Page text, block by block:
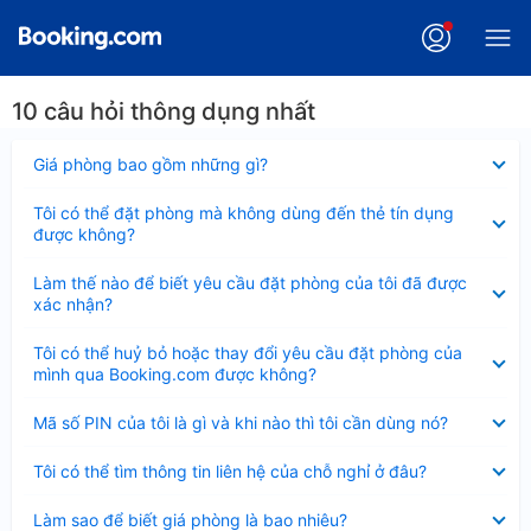
10 câu hỏi thông dụng nhất
Giá phòng bao gồm những gì?
thu
Tôi có thể đặt phòng mà không dùng đến thẻ tín dụng
được không?
thu
gọn
Làm thế nào để biết yêu cầu đặt phòng của tôi đã được
xác nhận?
thu
gọn
Tôi có thể huỷ bỏ hoặc thay đổi yêu cầu đặt phòng của
mình qua Booking.com được không?
thu
gọn
Mã số PIN của tôi là gì và khi nào thì tôi cần dùng nó?
thu
Tôi có thể tìm thông tin liên hệ của chỗ nghỉ ở đâu?
thu
Làm sao để biết giá phòng là bao nhiêu?
thu